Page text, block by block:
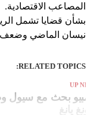
المصاعب
بشأن قضايا تشمل
نيسان الماضي وضعف
RELATED TOPICS:
UP
بحث مع سيول